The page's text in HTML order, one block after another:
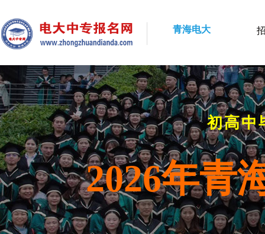
青海电大
初高中
2026年青